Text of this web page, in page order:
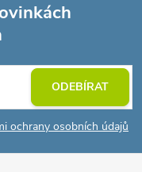
ochrany osobních údajů
ODEBÍRAT